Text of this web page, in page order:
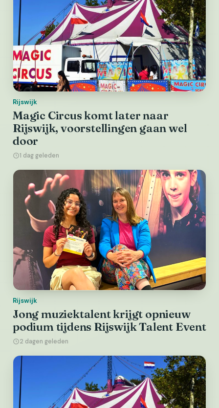
Rijswijk
Magic Circus komt later naar
Rijswijk, voorstellingen gaan wel
door
1 dag geleden
Rijswijk
Jong muziektalent krijgt opnieuw
podium tijdens Rijswijk Talent Event
2 dagen geleden